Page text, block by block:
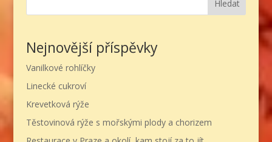
Hledat
Nejnovější příspěvky
Vanilkové rohlíčky
Linecké cukroví
Krevetková rýže
Těstovinová rýže s mořskými plody a chorizem